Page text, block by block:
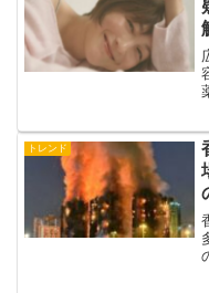
トレンド